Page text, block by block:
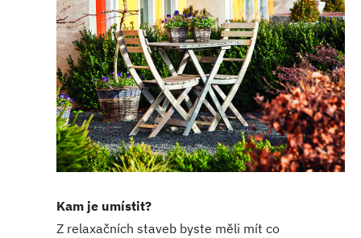
Kam je umístit?
Z relaxačních staveb byste měli mít co